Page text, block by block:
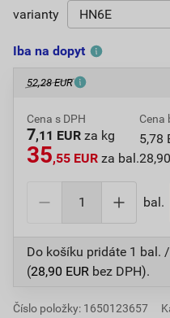
varianty
Iba na dopyt
52,28 EUR
Cena s DPH
7,11 EUR za kg
35,55 EUR za bal.
Cena
5,78
bal.
Do košíku pridáte 1 bal.
(28,90 EUR bez DPH).
Číslo položky: 1650123657